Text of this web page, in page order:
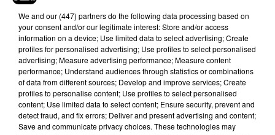
Liste complète des commerces
ouverts ci-dessous :
We and our (447) partnersdo the following data processing based on
your consent and/or our legitimate interest: Store and/or access
information on a device; Use limited data to select advertising; Create
profiles for personalised advertising; Use profiles to select personalised
advertising; Measure advertising performance; Measure content
performance; Understand audiences through statistics or combinations
of data from different sources; Develop and improve services; Create
profiles to personalise content; Use profiles to select personalised
content; Use limited data to select content; Ensure security, prevent and
detect fraud, and fix errors; Deliver and present advertising and content;
Save and communicate privacy choices. These technologies may